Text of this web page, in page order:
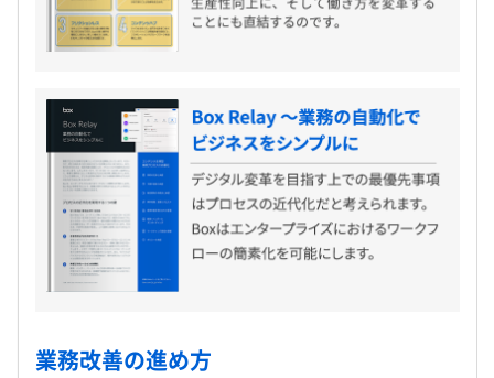
業務改善の進め方